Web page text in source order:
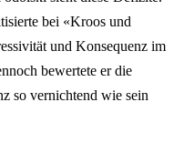
bei «Kroos und
und Konsequenz im
bewertete er die
so vernichtend wie sein